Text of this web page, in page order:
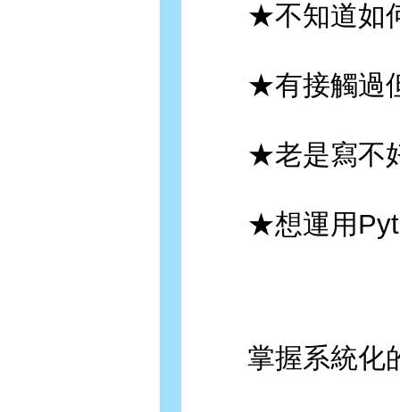
★不知道如何
★有接觸過但
★老是寫不好
★想運用
掌握系統化